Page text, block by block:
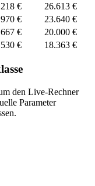
€ 26.613 €
€ 23.640 €
€ 20.000 €
€ 18.363 €
den Live-Rechner
Parameter